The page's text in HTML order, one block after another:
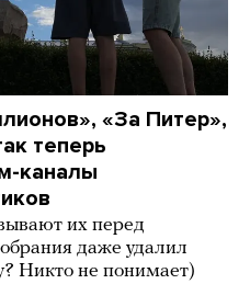
«За Питер»,
теперь
каналы
их перед
даже удалил
Никто не понимает)